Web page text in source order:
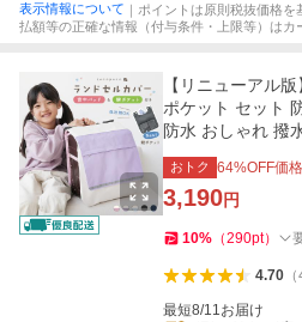
表示情報について ｜ポイントは原則税抜価格
払額等の正確な情報（付与条件・上限等）はカ
【リニューアル
ポケット セット
防水 おしゃれ 撥
年生
おトク 64%OFF価格
3,190円
10% （290pt）
4.70（
最短8/11お届け